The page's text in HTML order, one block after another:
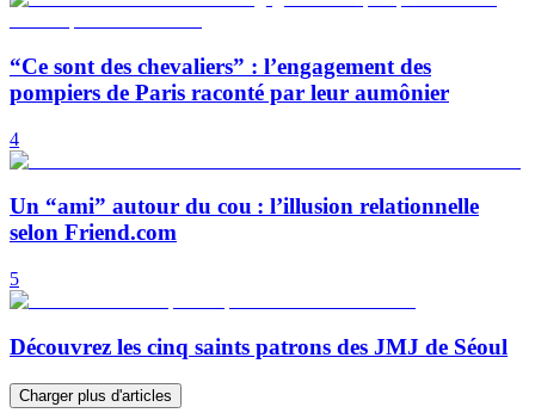
“Ce sont des chevaliers” : l’engagement des
pompiers de Paris raconté par leur aumônier
4
Un “ami” autour du cou : l’illusion relationnelle
selon Friend.com
5
Découvrez les cinq saints patrons des JMJ de Séoul
Charger plus d'articles